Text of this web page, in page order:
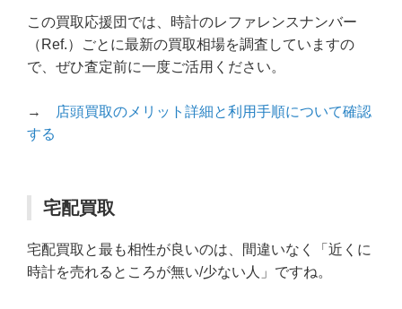
この買取応援団では、時計のレファレンスナンバー
（Ref.）ごとに最新の買取相場を調査していますの
で、ぜひ査定前に一度ご活用ください。
→
店頭買取のメリット詳細と利用手順について確認
する
宅配買取
宅配買取と最も相性が良いのは、間違いなく「近くに
時計を売れるところが無い/少ない人」ですね。